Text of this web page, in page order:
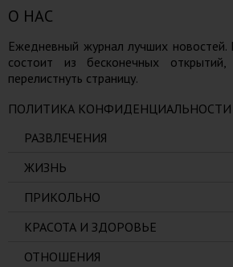
О НАС
Ежедневный журнал лучших
состоит из бесконечных
перелистнуть страницу.
ПОЛИТИКА КОНФИДЕНЦИАЛЬНОСТИ
РАЗВЛЕЧЕНИЯ
ЖИЗНЬ
ПРИКОЛЬНО
КРАСОТА И ЗДОРОВЬЕ
ОТНОШЕНИЯ